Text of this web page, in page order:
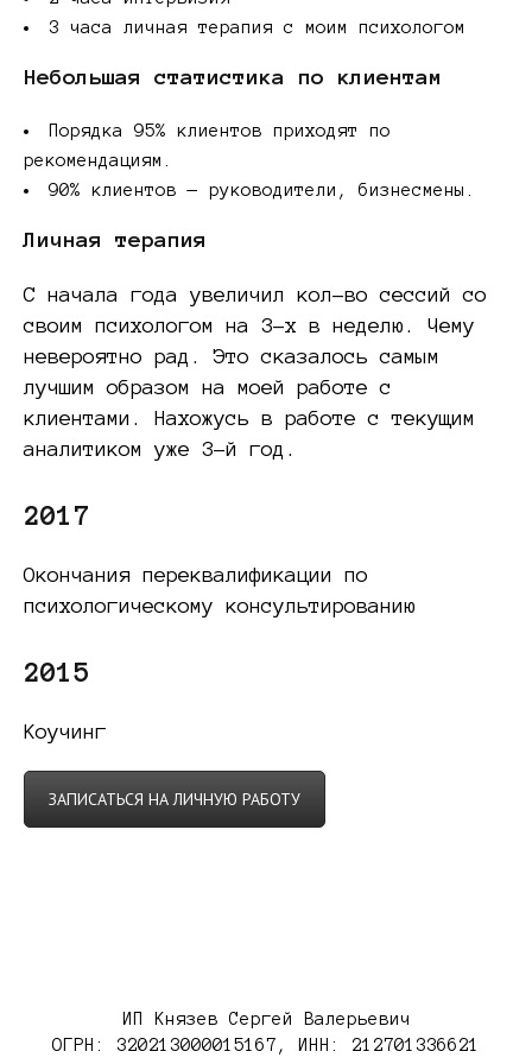
3 часа личная терапия с моим психологом
Небольшая статистика по клиентам
Порядка 95% клиентов приходят по
рекомендациям.
90% клиентов — руководители, бизнесмены.
Личная терапия
С начала года увеличил кол-во сессий со
своим психологом на 3-х в неделю. Чему
невероятно рад. Это сказалось самым
лучшим образом на моей работе с
клиентами. Нахожусь в работе с текущим
аналитиком уже 3-й год.
2017
Окончания переквалификации по
психологическому консультированию
2015
Коучинг
ЗАПИСАТЬСЯ НА ЛИЧНУЮ РАБОТУ
ИП Князев Сергей Валерьевич
ОГРН: 320213000015167, ИНН: 212701336621